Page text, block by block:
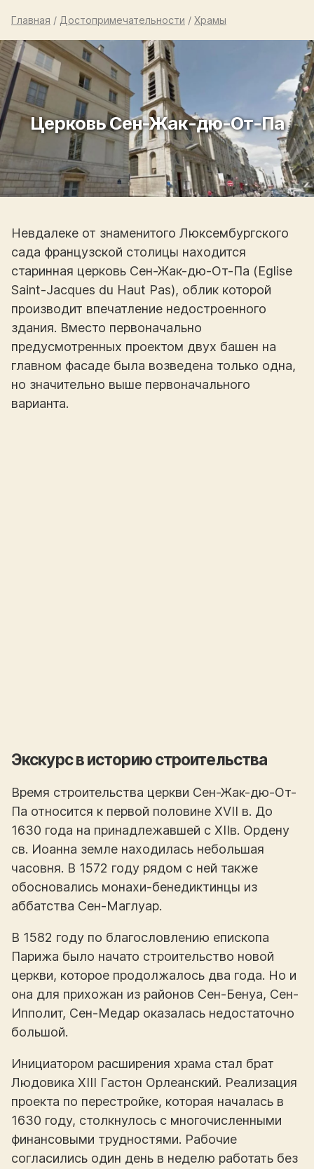
Главная / Достопримечательности / Храмы
Церковь Сен-Жак-дю-От-Па
Невдалеке от знаменитого Люксембургского
сада французской столицы находится
старинная церковь Сен-Жак-дю-От-Па (Eglise
Saint-Jacques du Haut Pas), облик которой
производит впечатление недостроенного
здания. Вместо первоначально
предусмотренных проектом двух башен на
главном фасаде была возведена только одна,
но значительно выше первоначального
варианта.
Экскурс в историю строительства
Время строительства церкви Сен-Жак-дю-От-
Па относится к первой половине XVII в. До
1630 года на принадлежавшей с XIIв. Ордену
св. Иоанна земле находилась небольшая
часовня. В 1572 году рядом с ней также
обосновались монахи-бенедиктинцы из
аббатства Сен-Маглуар.
В 1582 году по благословлению епископа
Парижа было начато строительство новой
церкви, которое продолжалось два года. Но и
она для прихожан из районов Сен-Бенуа, Сен-
Ипполит, Сен-Медар оказалась недостаточно
большой.
Инициатором расширения храма стал брат
Людовика XIII Гастон Орлеанский. Реализация
проекта по перестройке, которая началась в
1630 году, столкнулось с многочисленными
финансовыми трудностями. Рабочие
согласились один день в неделю работать без